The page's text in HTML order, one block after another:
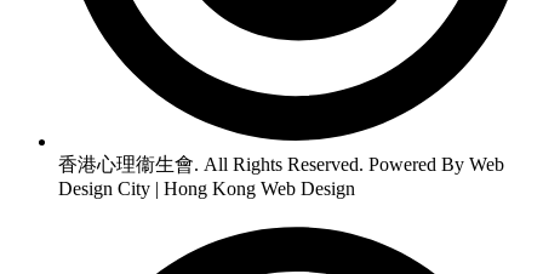
香港心理衞生會. All Rights Reserved. Powered By Web
Design City | Hong Kong Web Design